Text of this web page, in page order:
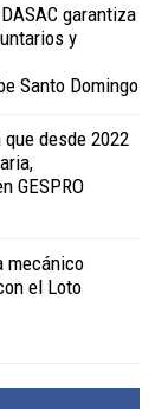
garantiza
y
Santo Domingo
desde 2022
GESPRO
mecánico
el Loto